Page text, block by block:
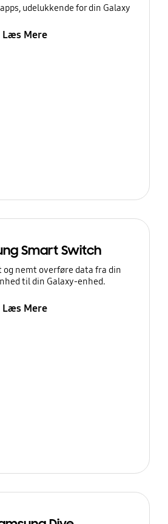
udelukkende for din Galaxy
Læs Mere
Smart Switch
og nemt overføre data fra din
til din Galaxy-enhed.
Læs Mere